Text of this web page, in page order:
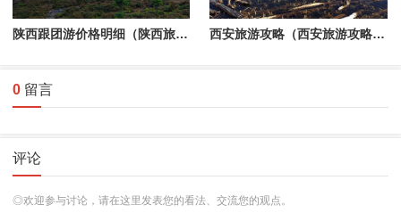
陕西跟团游价格明细（陕西旅游跟团还是自由行好） 西安旅游攻略（西安旅游攻略三天两晚）
0 留言
评论
◎欢迎参与讨论，请在这里发表您的看法、交流您的观点。